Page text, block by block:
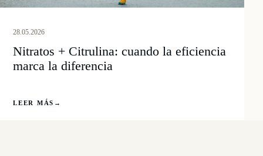
28.05.2026
Nitratos + Citrulina: cuando la eficiencia
marca la diferencia
LEER MÁS →